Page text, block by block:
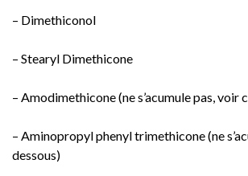
– Dimethiconol
– Stearyl Dimethicone
– Amodimethicone (ne s’acumule pas, voir
– Aminopropyl phenyl trimethicone (ne
dessous)